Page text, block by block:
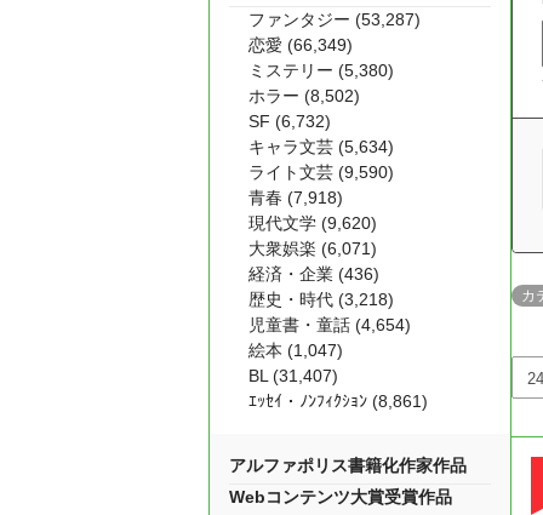
カ
ファンタジー (53,287)
恋愛 (66,349)
ミステリー (5,380)
ホラー (8,502)
SF (6,732)
キャラ文芸 (5,634)
ライト文芸 (9,590)
青春 (7,918)
現代文学 (9,620)
大衆娯楽 (6,071)
経済・企業 (436)
歴史・時代 (3,218)
児童書・童話 (4,654)
絵本 (1,047)
BL (31,407)
ｴｯｾｲ・ﾉﾝﾌｨｸｼｮﾝ (8,861)
アルファポリス書籍化作家作品
Webコンテンツ大賞受賞作品